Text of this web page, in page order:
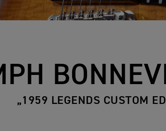
„1959 LEGENDS CUSTOM